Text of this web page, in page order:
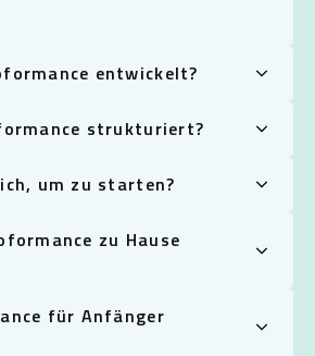
entwickelt?
strukturiert?
um zu starten?
zu Hause
für Anfänger